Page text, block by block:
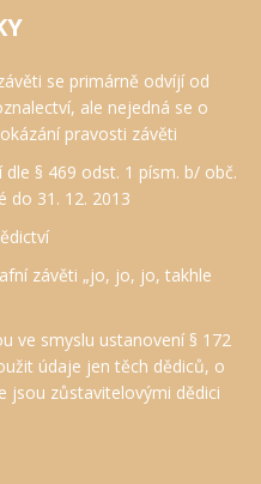
se primárně odvíjí od
ale nejedná se o
pravosti závěti
§ 469 odst. 1 písm. b/ obč.
do 31. 12. 2013
závěti „jo, jo, jo, takhle
ve smyslu ustanovení § 172
údaje jen těch dědiců, o
jsou zůstavitelovými dědici